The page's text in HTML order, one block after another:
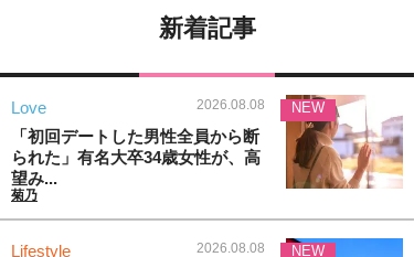
新着記事
Love 2026.08.08
「初回デートした男性全員から断
られた」有名大卒34歳女性が、高
望み...
菊乃
NEW
Lifestyle 2026.08.08 NEW